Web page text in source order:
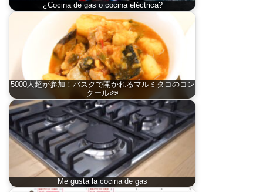
¿Cocina de gas o cocina eléctrica?
5000人超が参加！バスクで開かれるマルミタコのコン
クール🐟
Me gusta la cocina de gas